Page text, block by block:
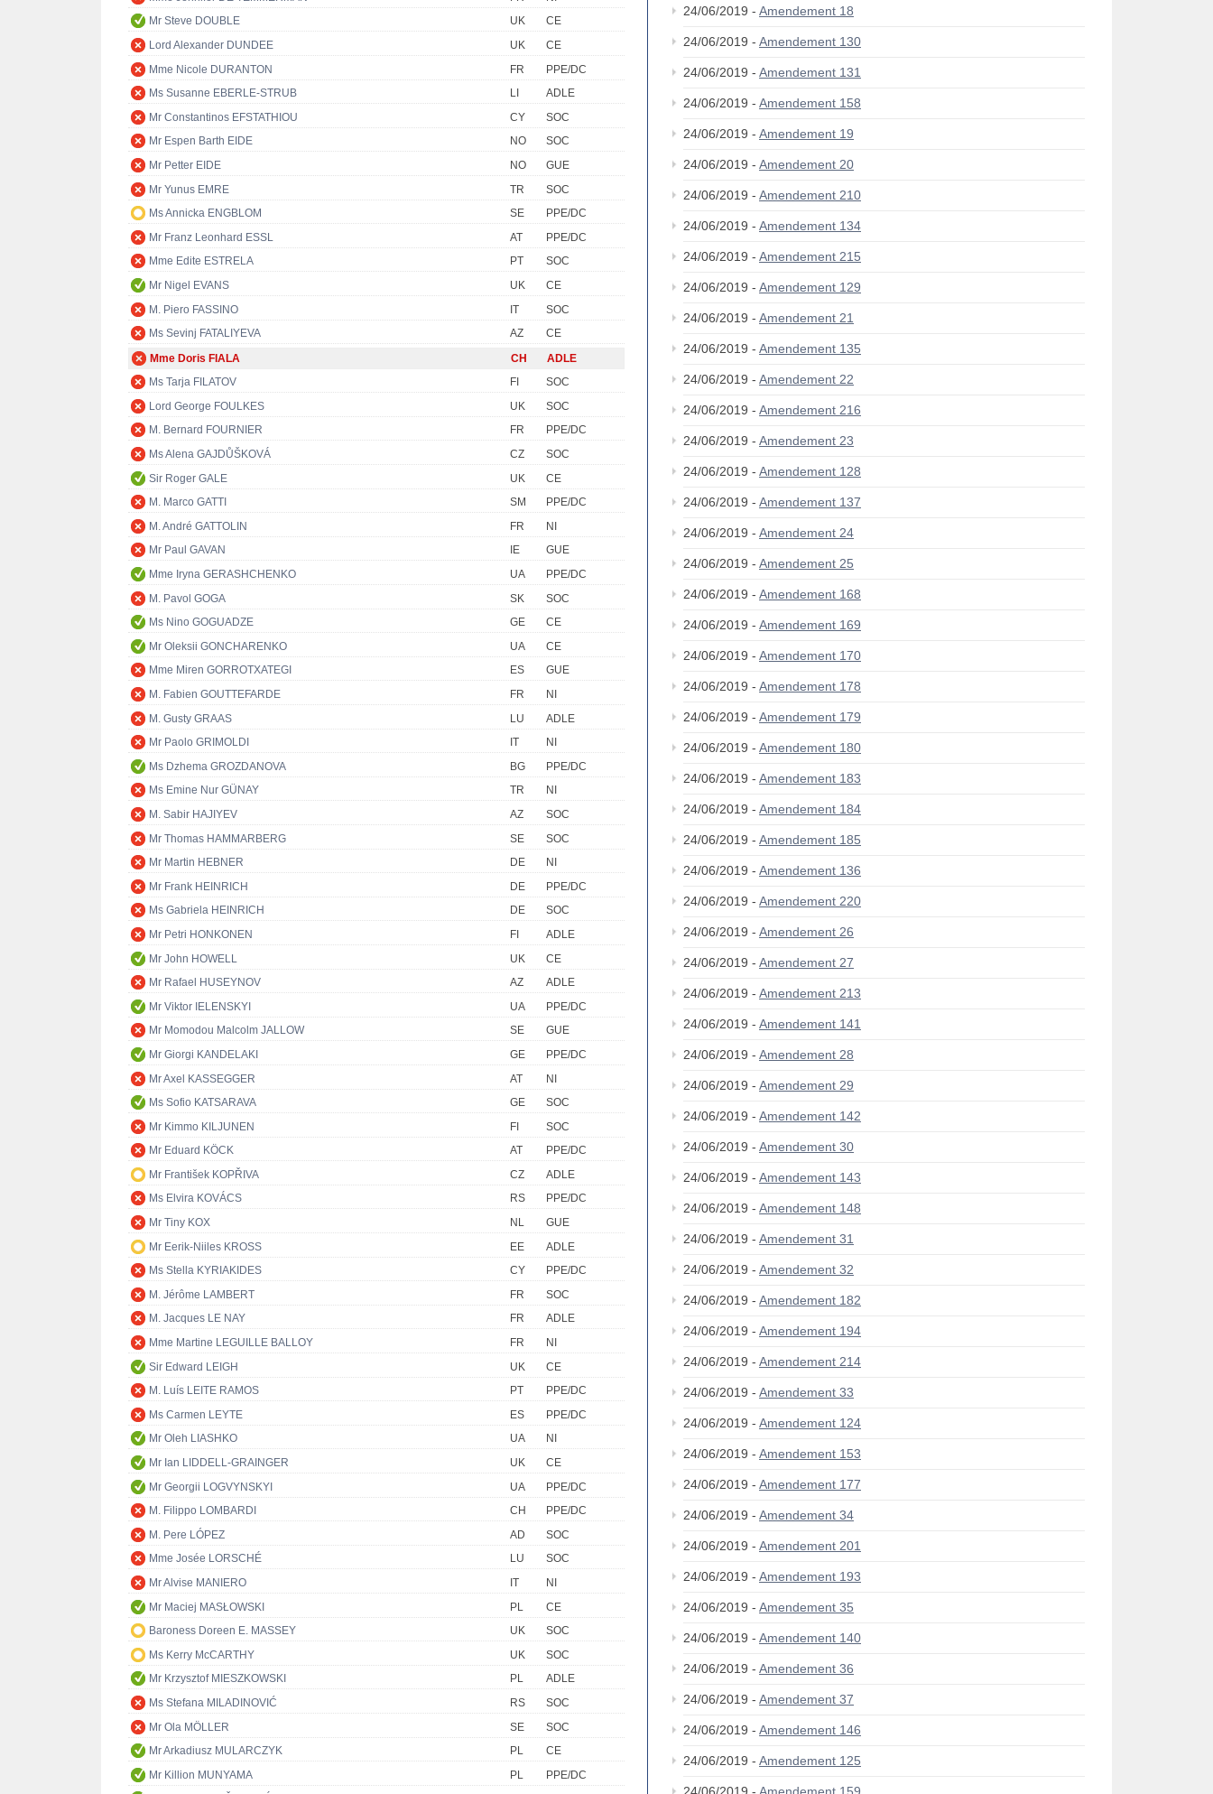
Mr Steve DOUBLE
UK
CE
Lord Alexander DUNDEE
UK
CE
Mme Nicole DURANTON
FR
PPE/DC
Ms Susanne EBERLE-STRUB
LI
ADLE
Mr Constantinos EFSTATHIOU
CY
SOC
Mr Espen Barth EIDE
NO
SOC
Mr Petter EIDE
NO
GUE
Mr Yunus EMRE
TR
SOC
Ms Annicka ENGBLOM
SE
PPE/DC
Mr Franz Leonhard ESSL
AT
PPE/DC
Mme Edite ESTRELA
PT
SOC
Mr Nigel EVANS
UK
CE
M. Piero FASSINO
IT
SOC
Ms Sevinj FATALIYEVA
AZ
CE
Mme Doris FIALA
CH
ADLE
Ms Tarja FILATOV
FI
SOC
Lord George FOULKES
UK
SOC
M. Bernard FOURNIER
FR
PPE/DC
Ms Alena GAJDŮŠKOVÁ
CZ
SOC
Sir Roger GALE
UK
CE
M. Marco GATTI
SM
PPE/DC
M. André GATTOLIN
FR
NI
Mr Paul GAVAN
IE
GUE
Mme Iryna GERASHCHENKO
UA
PPE/DC
M. Pavol GOGA
SK
SOC
Ms Nino GOGUADZE
GE
CE
Mr Oleksii GONCHARENKO
UA
CE
Mme Miren GORROTXATEGI
ES
GUE
M. Fabien GOUTTEFARDE
FR
NI
M. Gusty GRAAS
LU
ADLE
Mr Paolo GRIMOLDI
IT
NI
Ms Dzhema GROZDANOVA
BG
PPE/DC
Ms Emine Nur GÜNAY
TR
NI
M. Sabir HAJIYEV
AZ
SOC
Mr Thomas HAMMARBERG
SE
SOC
Mr Martin HEBNER
DE
NI
Mr Frank HEINRICH
DE
PPE/DC
Ms Gabriela HEINRICH
DE
SOC
Mr Petri HONKONEN
FI
ADLE
Mr John HOWELL
UK
CE
Mr Rafael HUSEYNOV
AZ
ADLE
Mr Viktor IELENSKYI
UA
PPE/DC
Mr Momodou Malcolm JALLOW
SE
GUE
Mr Giorgi KANDELAKI
GE
PPE/DC
Mr Axel KASSEGGER
AT
NI
Ms Sofio KATSARAVA
GE
SOC
Mr Kimmo KILJUNEN
FI
SOC
Mr Eduard KÖCK
AT
PPE/DC
Mr František KOPŘIVA
CZ
ADLE
Ms Elvira KOVÁCS
RS
PPE/DC
Mr Tiny KOX
NL
GUE
Mr Eerik-Niiles KROSS
EE
ADLE
Ms Stella KYRIAKIDES
CY
PPE/DC
M. Jérôme LAMBERT
FR
SOC
M. Jacques LE NAY
FR
ADLE
Mme Martine LEGUILLE BALLOY
FR
NI
Sir Edward LEIGH
UK
CE
M. Luís LEITE RAMOS
PT
PPE/DC
Ms Carmen LEYTE
ES
PPE/DC
Mr Oleh LIASHKO
UA
NI
Mr Ian LIDDELL-GRAINGER
UK
CE
Mr Georgii LOGVYNSKYI
UA
PPE/DC
M. Filippo LOMBARDI
CH
PPE/DC
M. Pere LÓPEZ
AD
SOC
Mme Josée LORSCHÉ
LU
SOC
Mr Alvise MANIERO
IT
NI
Mr Maciej MASŁOWSKI
PL
CE
Baroness Doreen E. MASSEY
UK
SOC
Ms Kerry McCARTHY
UK
SOC
Mr Krzysztof MIESZKOWSKI
PL
ADLE
Ms Stefana MILADINOVIĆ
RS
SOC
Mr Ola MÖLLER
SE
SOC
Mr Arkadiusz MULARCZYK
PL
CE
Mr Killion MUNYAMA
PL
PPE/DC
24/06/2019 - Amendement 18
24/06/2019 - Amendement 130
24/06/2019 - Amendement 131
24/06/2019 - Amendement 158
24/06/2019 - Amendement 19
24/06/2019 - Amendement 20
24/06/2019 - Amendement 210
24/06/2019 - Amendement 134
24/06/2019 - Amendement 215
24/06/2019 - Amendement 129
24/06/2019 - Amendement 21
24/06/2019 - Amendement 135
24/06/2019 - Amendement 22
24/06/2019 - Amendement 216
24/06/2019 - Amendement 23
24/06/2019 - Amendement 128
24/06/2019 - Amendement 137
24/06/2019 - Amendement 24
24/06/2019 - Amendement 25
24/06/2019 - Amendement 168
24/06/2019 - Amendement 169
24/06/2019 - Amendement 170
24/06/2019 - Amendement 178
24/06/2019 - Amendement 179
24/06/2019 - Amendement 180
24/06/2019 - Amendement 183
24/06/2019 - Amendement 184
24/06/2019 - Amendement 185
24/06/2019 - Amendement 136
24/06/2019 - Amendement 220
24/06/2019 - Amendement 26
24/06/2019 - Amendement 27
24/06/2019 - Amendement 213
24/06/2019 - Amendement 141
24/06/2019 - Amendement 28
24/06/2019 - Amendement 29
24/06/2019 - Amendement 142
24/06/2019 - Amendement 30
24/06/2019 - Amendement 143
24/06/2019 - Amendement 148
24/06/2019 - Amendement 31
24/06/2019 - Amendement 32
24/06/2019 - Amendement 182
24/06/2019 - Amendement 194
24/06/2019 - Amendement 214
24/06/2019 - Amendement 33
24/06/2019 - Amendement 124
24/06/2019 - Amendement 153
24/06/2019 - Amendement 177
24/06/2019 - Amendement 34
24/06/2019 - Amendement 201
24/06/2019 - Amendement 193
24/06/2019 - Amendement 35
24/06/2019 - Amendement 140
24/06/2019 - Amendement 36
24/06/2019 - Amendement 37
24/06/2019 - Amendement 146
24/06/2019 - Amendement 125